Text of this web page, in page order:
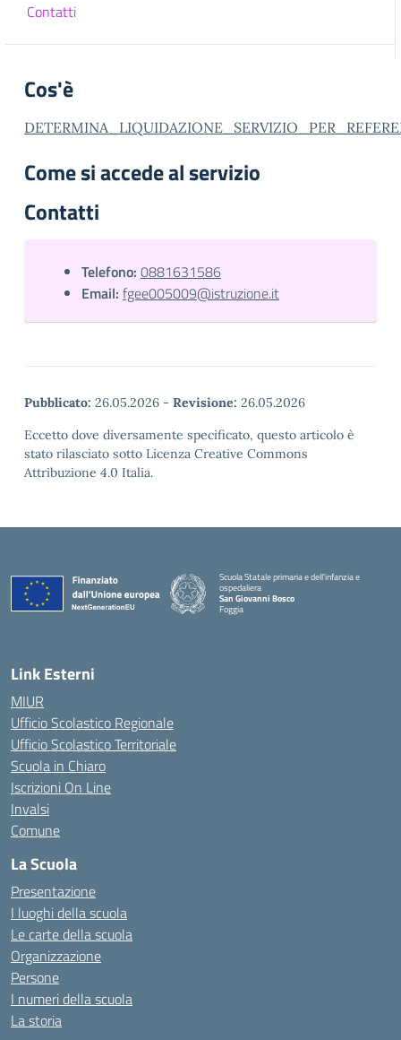
Contatti
Cos'è
Come si accede al servizio
Contatti
Telefono: 0881631586
Email: fgee005009@istruzione.it
Pubblicato: 26.05.2026 - Revisione: 26.05.2026
Eccetto dove diversamente specificato, questo articolo è
stato rilasciato sotto Licenza Creative Commons
Attribuzione 4.0 Italia.
Scuola Statale primaria e dell'infanzia e
ospedaliera
San Giovanni Bosco
Foggia
Link Esterni
MIUR
Ufficio Scolastico Regionale
Ufficio Scolastico Territoriale
Scuola in Chiaro
Iscrizioni On Line
Invalsi
Comune
La Scuola
Presentazione
I luoghi della scuola
Le carte della scuola
Organizzazione
Persone
I numeri della scuola
La storia